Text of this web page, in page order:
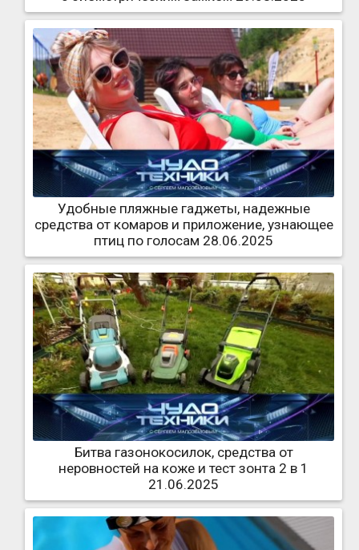
Удобные пляжные гаджеты, надежные
средства от комаров и приложение, узнающее
птиц по голосам 28.06.2025
Битва газонокосилок, средства от
неровностей на коже и тест зонта 2 в 1
21.06.2025